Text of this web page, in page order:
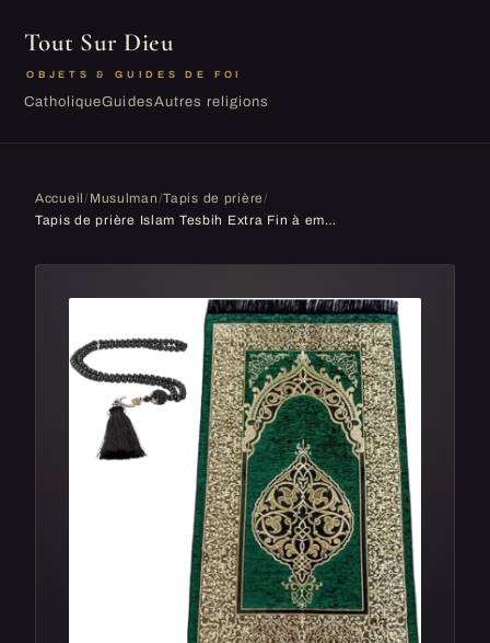
Tout Sur Dieu
OBJETS & GUIDES DE FOI
CatholiqueGuidesAutres religions
Accueil/ Musulman/Tapis de prière/
Tapis de prière Islam Tesbih Extra Fin à emporter, Peu encombrant, Cadeau pour musulmans convertis 1,20 x 0,70 m, 200 g, Namazlik Seccade Salah Sej...